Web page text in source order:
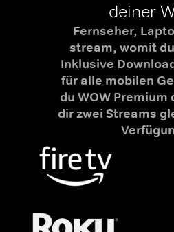
deiner
Fernseher,
stream, womit
Inklusive
für alle mobilen
du WOW Premium
dir zwei Streams